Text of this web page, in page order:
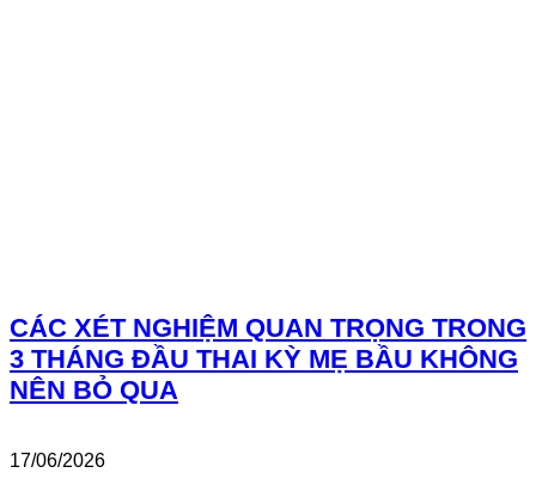
CÁC XÉT NGHIỆM QUAN TRỌNG TRONG
3 THÁNG ĐẦU THAI KỲ MẸ BẦU KHÔNG
NÊN BỎ QUA
17/06/2026